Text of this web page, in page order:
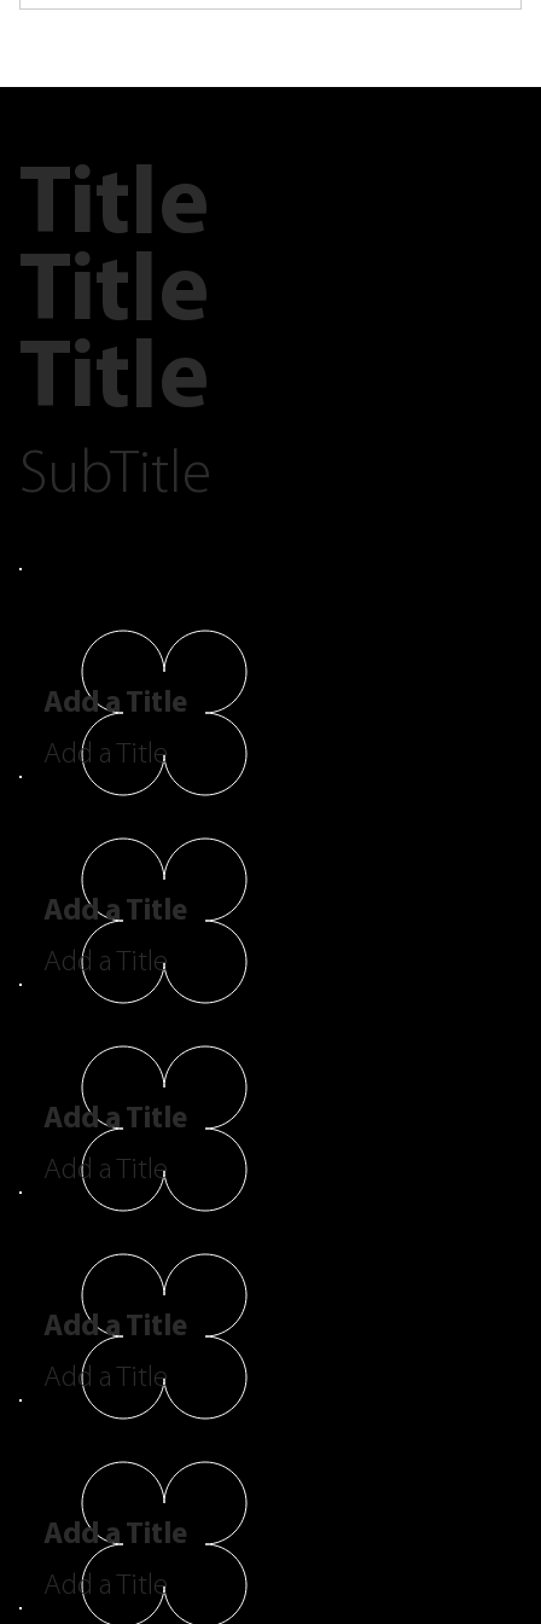
Title
Title
Title
SubTitle
Add a Title
Add a Title
Add a Title
Add a Title
Add a Title
Add a Title
Add a Title
Add a Title
Add a Title
Add a Title